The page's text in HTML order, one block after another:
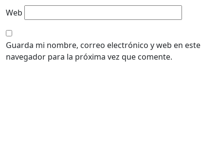
Web
Guarda mi nombre, correo electrónico y web en este
navegador para la próxima vez que comente.